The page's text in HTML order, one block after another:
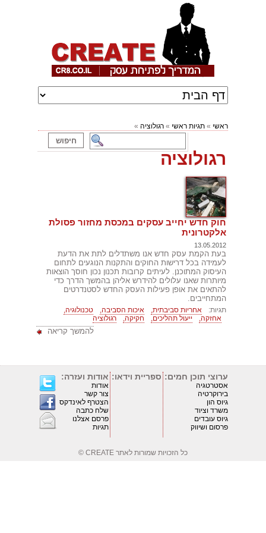
ראשי » תגיות ראשי » רגולוציה »
רגולוציה
חוק חדש יחייב עסקים במכסת מחזור פסולת
אלקטרונית
13.05.2012
בעת הקמת עסק חדש אנו משתדלים לתת את הדעת
לעמידה בכל דרישות החוקים והתקנות הנוגעים לתחום
העיסוק המתוכנן. לעיתים קרובות תכנון נכון חוסך הוצאות
מיותרות שאנו עלולים להידרש אליהן בהמשך הדרך כדי
להתאים את אופן פעילות העסק החדש לסטנדרטים
המתחייבים.
תגיות: אחריות סביבתית, איכות הסביבה,
טכנולוגיה,
אחזקה,
ייעול תהליכים, חקיקה, רגולוציה
להמשך קריאה
ערוצי תוכן חמים:
אסטרטגיה
בירוקרטיה
גיוס הון
משרד וציוד
גיוס עובדים
פרסום ושיווק
ספריית וידאו: אודות ועזרה:
אודות
צור קשר
הצטרף לאינדקס
שלח כתבה
פרסם אצלנו
תגיות
כל הזכויות שמורות לאתר CREATE ©